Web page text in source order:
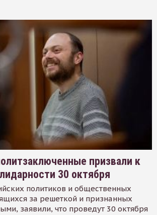
призвали к
30 октября
политиков и общественных
за решеткой и признанных
заявили, что проведут 30 октября